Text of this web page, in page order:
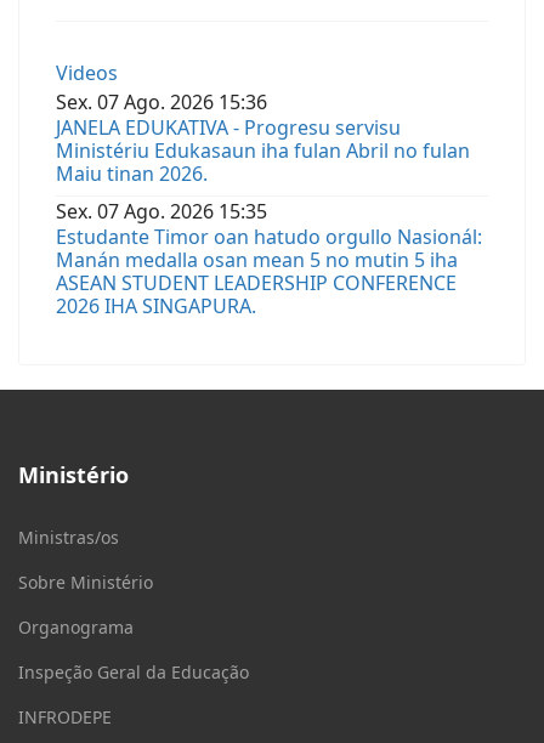
Videos
Sex. 07Ago. 2026 15:36
JANELA EDUKATIVA - Progresu servisu
Ministériu Edukasaun iha fulan Abril no fulan
Maiu tinan 2026.
Sex. 07Ago. 2026 15:35
Estudante Timor oan hatudo orgullo Nasionál:
Manán medalla osan mean 5 no mutin 5 iha
ASEAN STUDENT LEADERSHIP CONFERENCE
2026 IHA SINGAPURA.
Ministério
Ministras/os
Sobre Ministério
Organograma
Inspeção Geral da Educação
INFRODEPE